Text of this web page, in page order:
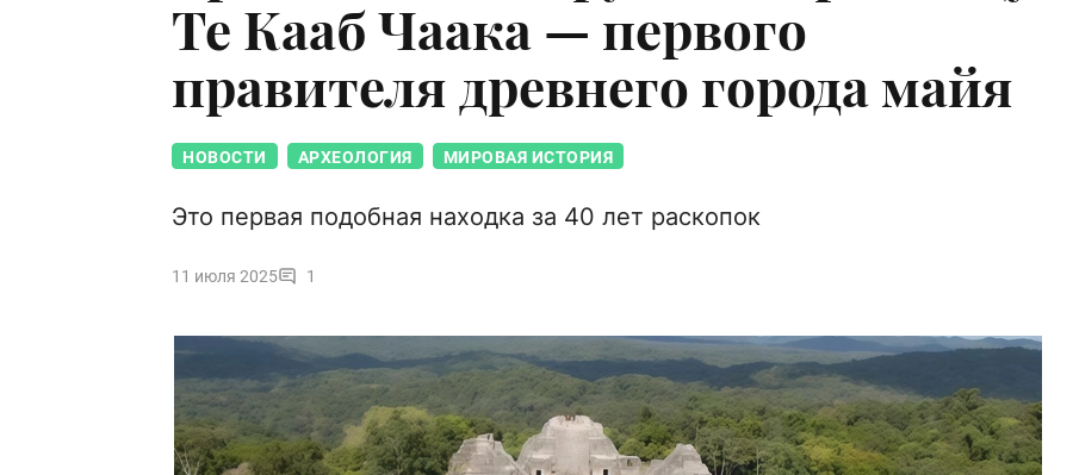
Те Кааб Чаака — первого
правителя древнего города майя
НОВОСТИ АРХЕОЛОГИЯ МИРОВАЯ ИСТОРИЯ
Это первая подобная находка за 40 лет раскопок
11 июля 2025 1